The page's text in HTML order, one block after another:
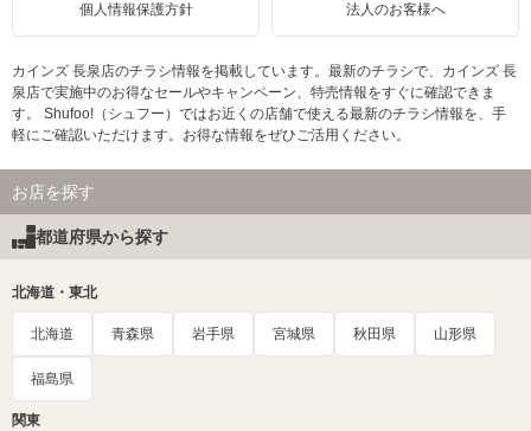
個人情報保護方針 法人のお客様へ
カインズ 長泉店のチラシ情報を掲載しています。最新のチラシで、カインズ 長
泉店で実施中のお得なセールやキャンペーン、特売情報をすぐに確認できま
す。 Shufoo!（シュフー）ではお近くの店舗で使える最新のチラシ情報を、手
軽にご確認いただけます。お得な情報をぜひご活用ください。
お店を探す
都道府県から探す
北海道・東北
北海道 青森県 岩手県 宮城県 秋田県 山形県
福島県
関東